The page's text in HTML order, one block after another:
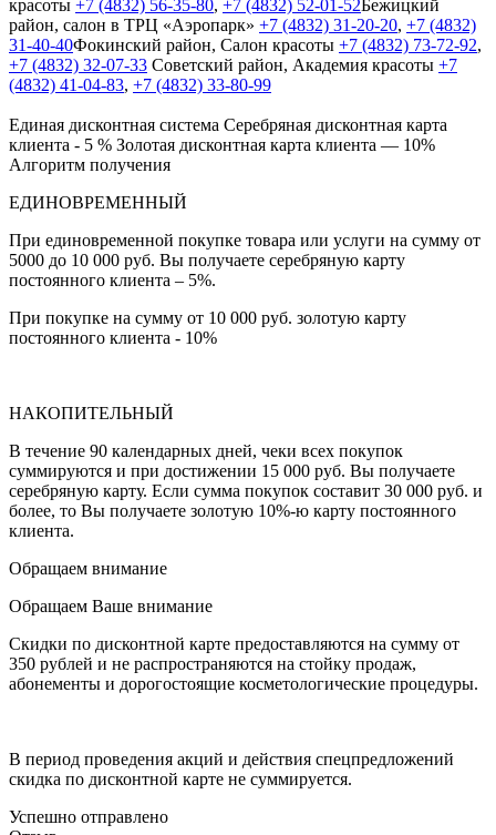
красоты +7 (4832) 56-35-80, +7 (4832) 52-01-52Бежицкий
район, салон в ТРЦ «Аэропарк» +7 (4832) 31-20-20, +7 (4832)
31-40-40Фокинский район, Салон красоты +7 (4832) 73-72-92,
+7 (4832) 32-07-33 Cоветский район, Академия красоты +7
(4832) 41-04-83, +7 (4832) 33-80-99
Единая дисконтная система Серебряная дисконтная карта
клиента - 5 % Золотая дисконтная карта клиента — 10%
Алгоритм получения
ЕДИНОВРЕМЕННЫЙ
При единовременной покупке товара или услуги на сумму от
5000 до 10 000 руб. Вы получаете серебряную карту
постоянного клиента – 5%.
При покупке на сумму от 10 000 руб. золотую карту
постоянного клиента - 10%
НАКОПИТЕЛЬНЫЙ
В течение 90 календарных дней, чеки всех покупок
суммируются и при достижении 15 000 руб. Вы получаете
серебряную карту. Если сумма покупок составит 30 000 руб. и
более, то Вы получаете золотую 10%-ю карту постоянного
клиента.
Обращаем внимание
Обращаем Ваше внимание
Скидки по дисконтной карте предоставляются на сумму от
350 рублей и не распространяются на стойку продаж,
абонементы и дорогостоящие косметологические процедуры.
В период проведения акций и действия спецпредложений
скидка по дисконтной карте не суммируется.
Успешно отправлено